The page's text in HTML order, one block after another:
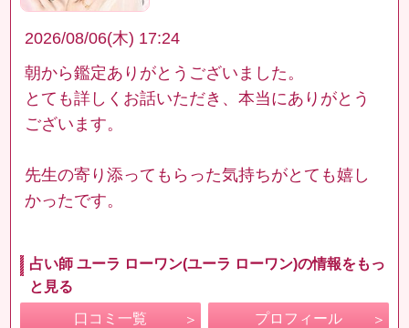
2026/08/06(木) 17:24
朝から鑑定ありがとうございました。
とても詳しくお話いただき、本当にありがとう
ございます。
先生の寄り添ってもらった気持ちがとても嬉し
かったです。
占い師 ユーラ ローワン(ユーラ ローワン)の情報をもっ
と見る
口コミ一覧 プロフィール